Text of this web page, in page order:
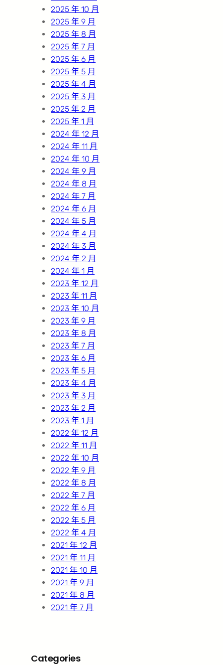
2025 年 10 月
2025 年 9 月
2025 年 8 月
2025 年 7 月
2025 年 6 月
2025 年 5 月
2025 年 4 月
2025 年 3 月
2025 年 2 月
2025 年 1 月
2024 年 12 月
2024 年 11 月
2024 年 10 月
2024 年 9 月
2024 年 8 月
2024 年 7 月
2024 年 6 月
2024 年 5 月
2024 年 4 月
2024 年 3 月
2024 年 2 月
2024 年 1 月
2023 年 12 月
2023 年 11 月
2023 年 10 月
2023 年 9 月
2023 年 8 月
2023 年 7 月
2023 年 6 月
2023 年 5 月
2023 年 4 月
2023 年 3 月
2023 年 2 月
2023 年 1 月
2022 年 12 月
2022 年 11 月
2022 年 10 月
2022 年 9 月
2022 年 8 月
2022 年 7 月
2022 年 6 月
2022 年 5 月
2022 年 4 月
2021 年 12 月
2021 年 11 月
2021 年 10 月
2021 年 9 月
2021 年 8 月
2021 年 7 月
Categories